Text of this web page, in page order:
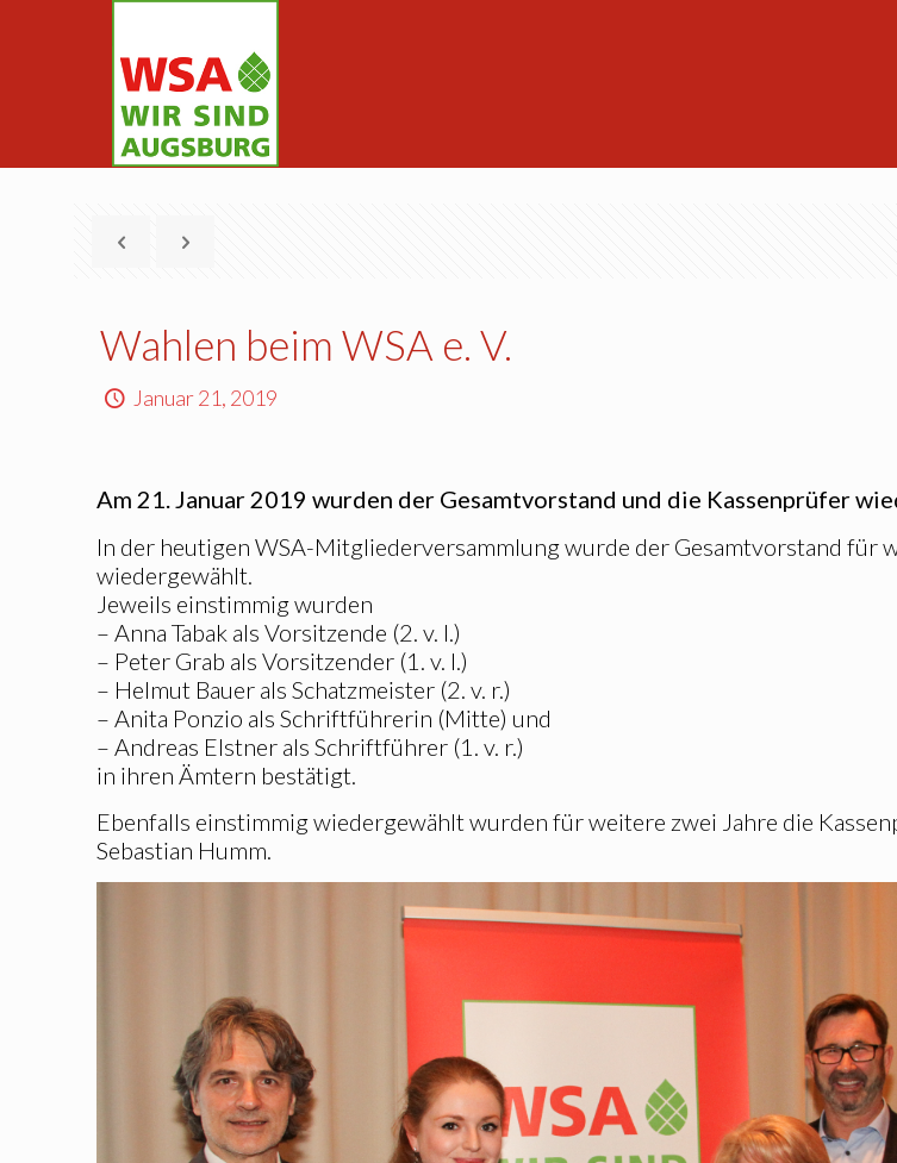
Wahlen beim WSA e. V.
Januar 21, 2019
Am 21. Januar 2019 wurden der Gesamtvorstand und die Kassenprüfer
In der heutigen WSA-Mitgliederversammlung wurde der Gesamtvorstand für
wiedergewählt.
Jeweils einstimmig wurden
– Anna Tabak als Vorsitzende (2. v. l.)
– Peter Grab als Vorsitzender (1. v. l.)
– Helmut Bauer als Schatzmeister (2. v. r.)
– Anita Ponzio als Schriftführerin (Mitte) und
– Andreas Elstner als Schriftführer (1. v. r.)
in ihren Ämtern bestätigt.
Ebenfalls einstimmig wiedergewählt wurden für weitere zwei Jahre die
Sebastian Humm.